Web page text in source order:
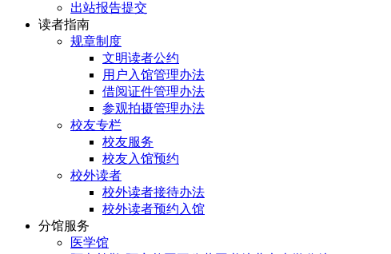
出站报告提交
读者指南
规章制度
文明读者公约
用户入馆管理办法
借阅证件管理办法
参观拍摄管理办法
校友专栏
校友服务
校友入馆预约
校外读者
校外读者接待办法
校外读者预约入馆
分馆服务
医学馆